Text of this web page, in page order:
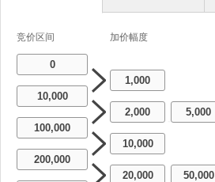
竞价区间 加价幅度
0
1,000
10,000
2,000
5,000
100,000
10,000
200,000
20,000
50,000